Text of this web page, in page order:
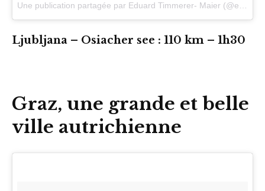
Une publication partagée par Eduard Timmerer- Maier (@edifotografiert)
Ljubljana – Osiacher see : 110 km – 1h30
Graz, une grande et belle
ville autrichienne